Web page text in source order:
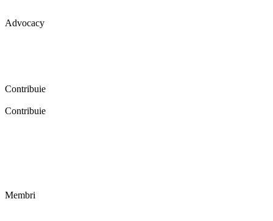
Advocacy
Contribuie
Contribuie
Membri